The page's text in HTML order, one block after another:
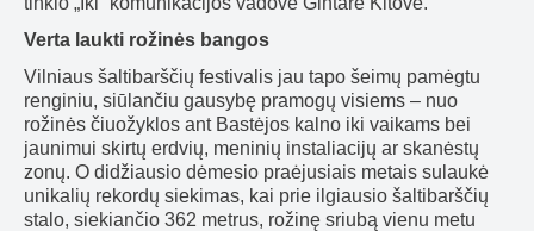
Verta laukti rožinės bangos
Vilniaus šaltibarščių festivalis jau tapo šeimų pamėgtu
renginiu, siūlančiu gausybę pramogų visiems – nuo
rožinės čiuožyklos ant Bastėjos kalno iki vaikams bei
jaunimui skirtų erdvių, meninių instaliacijų ar skanėstų
zonų. O didžiausio dėmesio praėjusiais metais sulaukė
unikalių rekordų siekimas, kai prie ilgiausio šaltibarščių
stalo, siekiančio 362 metrus, rožinę sriubą vienu metu